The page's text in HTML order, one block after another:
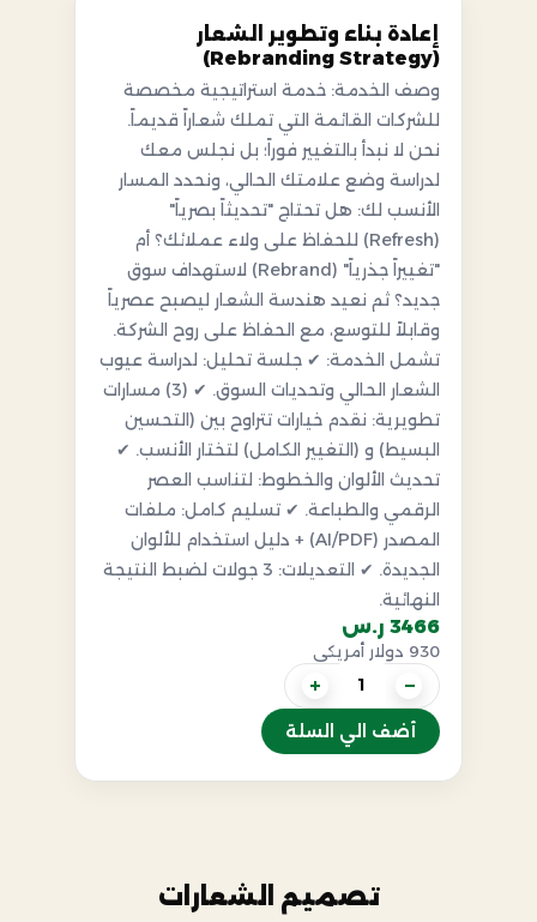
إعادة بناء وتطوير الشعار
(Rebranding Strategy)
وصف الخدمة: خدمة استراتيجية مخصصة
للشركات القائمة التي تملك شعاراً قديماً.
نحن لا نبدأ بالتغيير فوراً؛ بل نجلس معك
لدراسة وضع علامتك الحالي، ونحدد المسار
الأنسب لك: هل تحتاج "تحديثاً بصرياً"
(Refresh) للحفاظ على ولاء عملائك؟ أم
"تغييراً جذرياً" (Rebrand) لاستهداف سوق
جديد؟ ثم نعيد هندسة الشعار ليصبح عصرياً
وقابلاً للتوسع، مع الحفاظ على روح الشركة.
تشمل الخدمة: ✔ جلسة تحليل: لدراسة عيوب
الشعار الحالي وتحديات السوق. ✔ (3) مسارات
تطويرية: نقدم خيارات تتراوح بين (التحسين
البسيط) و (التغيير الكامل) لتختار الأنسب. ✔
تحديث الألوان والخطوط: لتناسب العصر
الرقمي والطباعة. ✔ تسليم كامل: ملفات
المصدر (AI/PDF) + دليل استخدام للألوان
الجديدة. ✔ التعديلات: 3 جولات لضبط النتيجة
النهائية.
3466 ر.س
930 دولار أمريكي
−
+
أضف الي السلة
تصميم الشعارات